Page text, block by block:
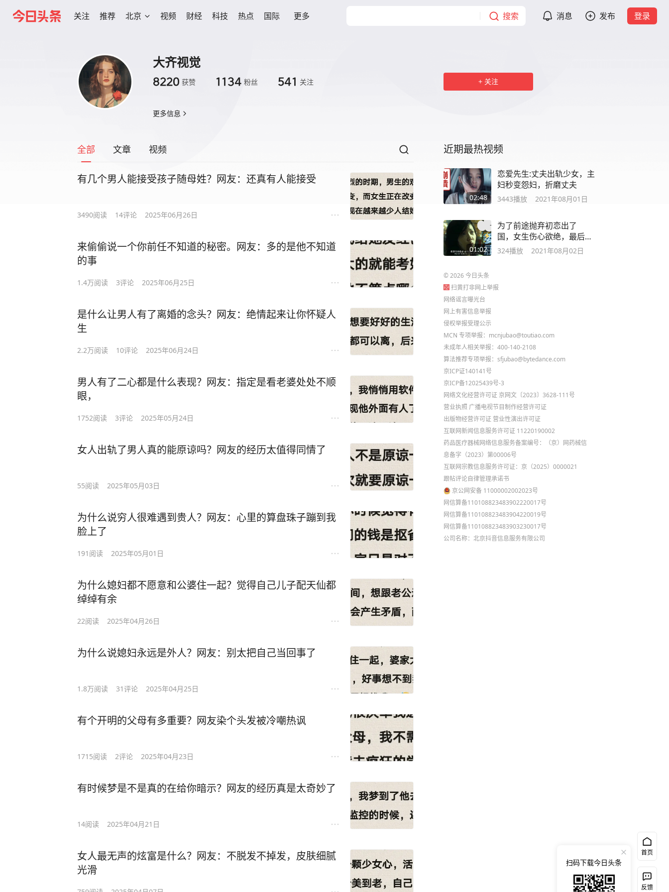
关注 推荐 北京 视频 财经 科技 热点 国际 更多 搜索 消息 发布 登录
大齐视觉
8220 获赞 1134 粉丝 541 关注
更多信息
关注
全部 文章 视频
有几个男人能接受孩子随母姓？网友：还真有人能接受
3490阅读 14评论 2025年06月26日
来偷偷说一个你前任不知道的秘密。网友：多的是他不知道
的事
1.4万阅读 3评论 2025年06月25日
是什么让男人有了离婚的念头？网友：绝情起来让你怀疑人
生
2.2万阅读 10评论 2025年06月24日
男人有了二心都是什么表现？网友：指定是看老婆处处不顺
眼，
1752阅读 3评论 2025年05月24日
女人出轨了男人真的能原谅吗？网友的经历太值得同情了
55阅读 2025年05月03日
为什么说穷人很难遇到贵人？网友：心里的算盘珠子蹦到我
脸上了
191 阅读 2025年05月01日
为什么媳妇都不愿意和公婆住一起？觉得自己儿子配天仙都
绰绰有余
22阅读 2025年04月26日
为什么说媳妇永远是外人？网友：别太把自己当回事了
1.8万阅读 31评论 2025年04月25日
有个开明的父母有多重要？网友染个头发被冷嘲热讽
1715阅读 2评论 2025年04月23日
有时候梦是不是真的在给你暗示？网友的经历真是太奇妙了
14阅读 2025年04月21日
女人最无声的炫富是什么？网友：不脱发不掉发，皮肤细腻
光滑
近期最热视频
02:48
恋爱先生:丈夫出轨少女，主
妇秒变怨妇，折磨丈夫
3443播放 2021年08月01日
01:02
为了前途抛弃初恋出了
国，女生伤心欲绝，最后
嫁给了别人
324播放 2021年08月02日
©2026今日头条
扫黄打非网上举报
网络谣言曝光台
网上有害信息举报
侵权举报受理公示
MCN 专项举报：mcnjubao@toutiao.com
未成年人相关举报：400-140-2108
算法推荐专项举报：sfjubao@bytedance.com
京ICP证140141号
京ICP备12025439号-3
网络文化经营许可证 京网文〔2023〕3628-111号
营业执照 广播电视节目制作经营许可证
出版物经营许可证 营业性演出许可证
互联网新闻信息服务许可证 11220190002
药品医疗器械网络信息服务备案编号：（京）网药械信
息备字（2023）第00006号
互联网宗教信息服务许可证：京（2025）0000021
跟帖评论自律管理承诺书
京公网安备 11000002002023号
网信算备110108823483902220017号
网信算备110108823483904220019号
网信算备110108823483903230017号
公司名称：北京抖音信息服务有限公司
首页
反馈
扫码下载今日头条